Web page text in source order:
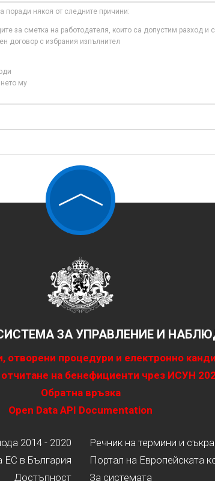
поради някоя от следните причини:
за сметка на работодателя, които са допустим разход и
договор с избрания изпълнител
му
ЗА УПРАВЛЕНИЕ И
отворени процедури и електронно
на бенефициенти чрез ИСУН
Обратна връзка
Open Data API Documentation
2014 - 2020
ЕС в България
Достъпност
Речник на термини и
Портал на Европейската
За системата